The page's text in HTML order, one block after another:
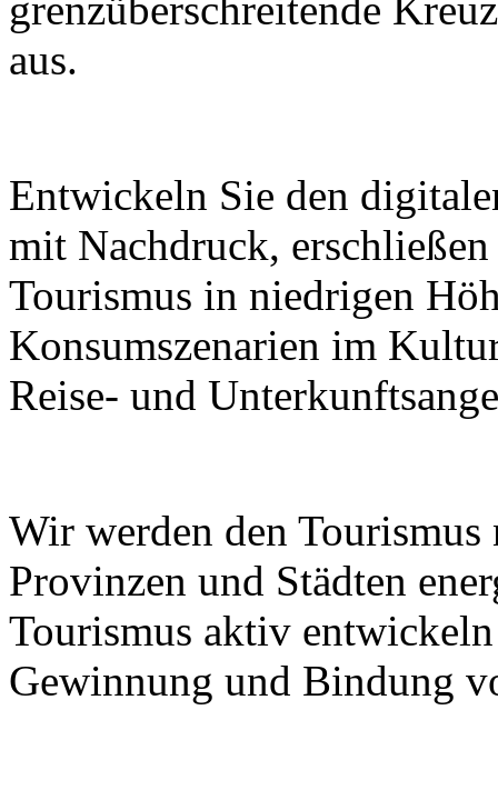
aus.
Entwickeln Sie den
mit Nachdruck,
Tourismus in niedrigen
Konsumszenarien im
Reise- und
Wir werden den Tourismus
Provinzen und Städten
Tourismus aktiv
Gewinnung und Bindung